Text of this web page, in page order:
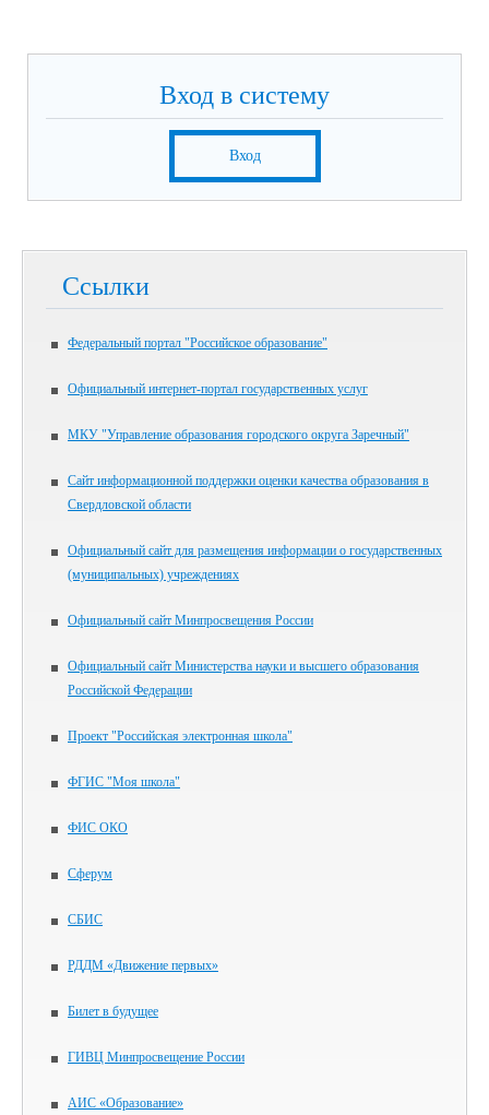
Вход в систему
Вход
Ссылки
Федеральный портал "Российское образование"
Официальный интернет-портал государственных услуг
МКУ "Управление образования городского округа Заречный"
Сайт информационной поддержки оценки качества образования в
Свердловской области
Официальный сайт для размещения информации о государственных
(муниципальных) учреждениях
Официальный сайт Минпросвещения России
Официальный сайт Министерства науки и высшего образования
Российской Федерации
Проект "Российская электронная школа"
ФГИС "Моя школа"
ФИС ОКО
Сферум
СБИС
РДДМ «Движение первых»
Билет в будущее
ГИВЦ Минпросвещение России
АИС «Образование»